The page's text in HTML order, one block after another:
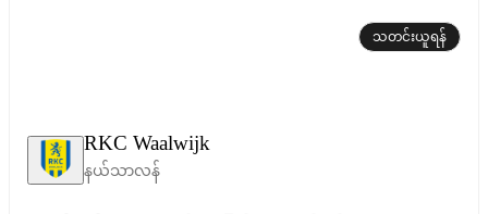
RKC Waalwijk
နယ်သာလန်
သတင်းယူရန်